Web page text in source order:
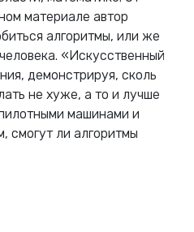
материале автор
алгоритмы, или же
«Искусственный
демонстрируя, сколь
не хуже, а то и лучше
машинами и
смогут ли алгоритмы